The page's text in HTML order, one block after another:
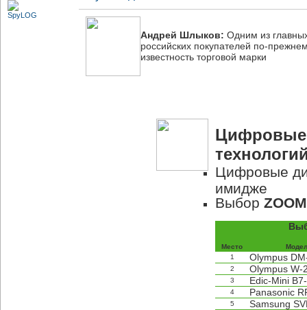
Андрей Шлыков: Одним из
российских покупателей по-
известность торговой марки
Цифровые
Цифровые
имидже
Выбор
Место
1
Olympus
2 Olympus W-
3 Edic-Mini
4 Panasonic
5 Samsung